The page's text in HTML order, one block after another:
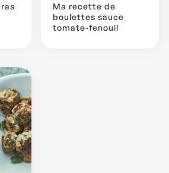
Ma recette de
boulettes sauce
tomate-fenouil